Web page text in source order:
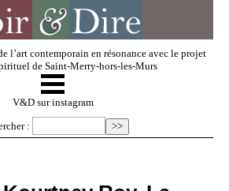
l’art contemporain en résonance avec le projet
de Saint-Merry-hors-les-Murs
V & D
☰
V&D sur instagram
: